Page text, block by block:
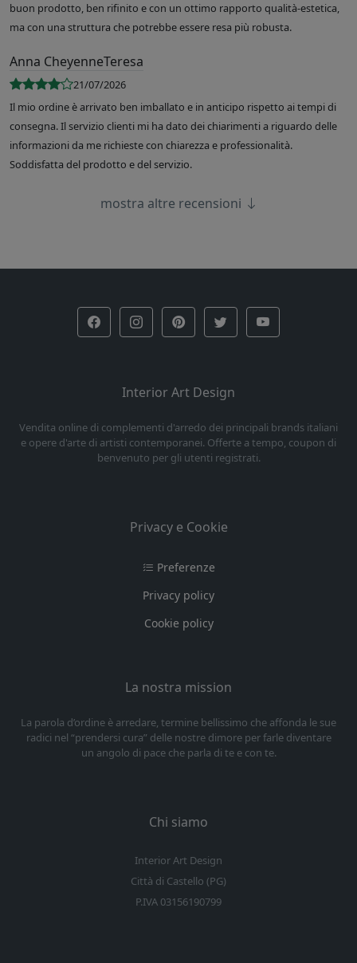
buon prodotto, ben rifinito e con un ottimo rapporto qualità-estetica,
ma con una struttura che potrebbe essere resa più robusta.
Anna CheyenneTeresa
21/07/2026
Il mio ordine è arrivato ben imballato e in anticipo rispetto ai tempi di
consegna. Il servizio clienti mi ha dato dei chiarimenti a riguardo delle
informazioni da me richieste con chiarezza e professionalità.
Soddisfatta del prodotto e del servizio.
mostra altre recensioni
Interior Art Design
Vendita online di complementi d'arredo dei principali brands italiani
e opere d'arte di artisti contemporanei. Offerte a tempo, coupon di
benvenuto per gli utenti registrati.
Privacy e Cookie
Preferenze
Privacy policy
Cookie policy
La nostra mission
La parola d’ordine è arredare, termine bellissimo che affonda le sue
radici nel “prendersi cura” delle nostre dimore per farle diventare
un angolo di pace che parla di te e con te.
Chi siamo
Interior Art Design
Città di Castello (PG)
P.IVA 03156190799